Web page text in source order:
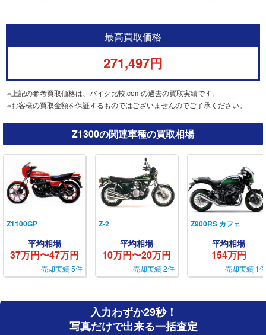
最高買取価格
271,497円
※上記の参考買取価格は、バイク比較.comの過去の買取実績です。
※お客様の買取金額を保証するものではございませんのでご了承ください。
Z1300の関連車種の買取相場
Z1100GP
平均相場
37万円〜47万円
売却実績 5件
Z-2
平均相場
10万円〜20万円
売却実績 2件
Z900RS カフェ
平均相場
154万円
売却実績 1件
入力わずか29秒！
写真だけで出来る一括査定